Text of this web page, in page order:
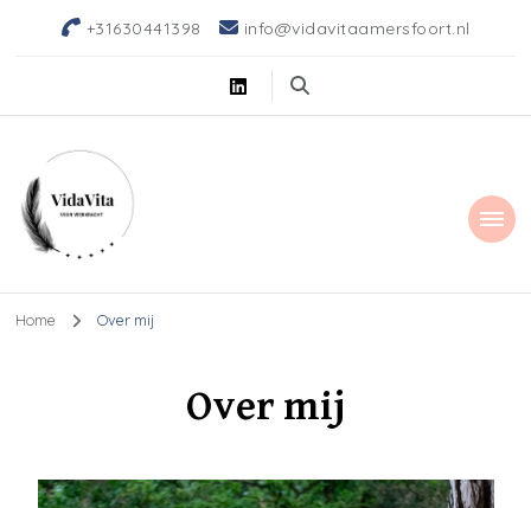
+31630441398 info@vidavitaamersfoort.nl
Home Over mij
Over mij